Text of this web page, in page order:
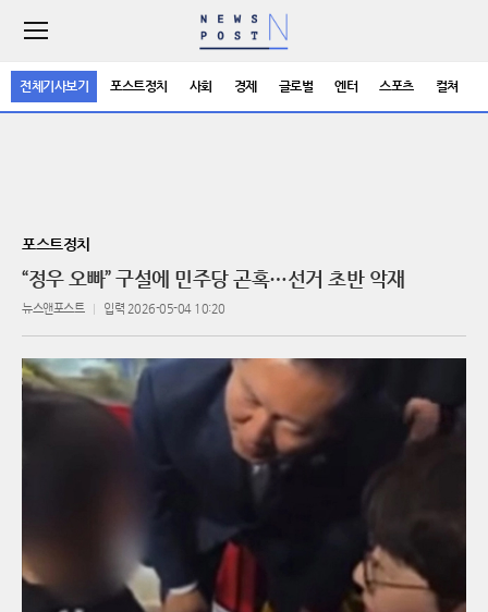
전체기사보기 포스트정치 사회 경제 글로벌 엔터 스포츠 컬쳐
주
서
비
포스트정치
“정우 오빠” 구설에 민주당 곤혹…선거 초반 악재
뉴스앤포스트 입력 2026-05-04 10:20